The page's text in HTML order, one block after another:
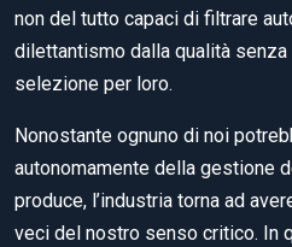
non del tutto capaci di filtrare
dilettantismo dalla qualità senza
selezione per loro.
Nonostante ognuno di noi
autonomamente della gestione
produce, l’industria torna ad
veci del nostro senso critico. In